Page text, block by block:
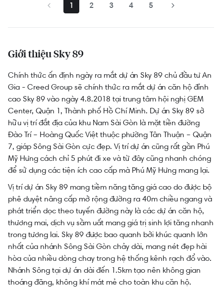
1 2 3 4 5
Giới thiệu Sky 89
Chính thức ấn định ngày ra mắt dự án Sky 89 chủ đầu tư An
Gia - Creed Group sẽ chính thức ra mắt dự án căn hộ đỉnh
cao Sky 89 vào ngày 4.8.2018 tại trung tâm hội nghị GEM
Center, Quận 1, Thành phố Hồ Chí Minh. Dự án Sky 89 sở
hữu vị trí đắt địa của khu Nam Sài Gòn là mặt tiền đường
Đào Trí – Hoàng Quốc Việt thuộc phường Tân Thuận – Quận
7, giáp Sông Sài Gòn cực đẹp. Vị trí dự án cũng rất gần Phú
Mỹ Hưng cách chỉ 5 phút đi xe và từ đây cũng nhanh chóng
để sử dụng các tiện ích cao cấp mà Phú Mỹ Hưng mang lại.
Vị trí dự án Sky 89 mang tiềm năng tăng giá cao do được bộ
phê duyệt nâng cấp mở rộng đường ra 40m chiều ngang và
phát triển dọc theo tuyến đường này là các dự án căn hộ,
thương mai, dịch vụ sầm uất mang giá trị sinh lợi tăng nhanh
trong tương lai. Sky 89được bao quanh bởi khúc quanh lớn
nhất của nhánh Sông Sài Gòn chảy dài, mang nét đẹp hài
hòa của nhiều dòng chay trong hệ thống kênh rạch đổ vào.
Nhánh Sông tại dự án dài đến 1.5km tạo nên không gian
thoáng đãng, không khí mát mẻ cho toàn khu căn hộ.